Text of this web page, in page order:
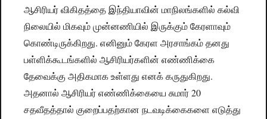
ஆசிரியர் விகிதத்தை இந்தியாவின் மாநிலங்களில் கல்வி
நிலையில் மிகவும் முன்னணியில் இருக்கும் கேரளாவும்
கொண்டிருக்கிறது. எனினும் கேரள அரசாங்கம் தனது
பள்ளிக்கூடங்களில் ஆசிரியர்களின் எண்ணிக்கை
தேவைக்கு அதிகமாக உள்ளது எனக் கருதுகிறது.
அதனால் ஆசிரியர் எண்ணிக்கையை சுமார் 20
சதவீதத்தால் குறைப்பதற்கான நடவடிக்கைகளை எடுத்து